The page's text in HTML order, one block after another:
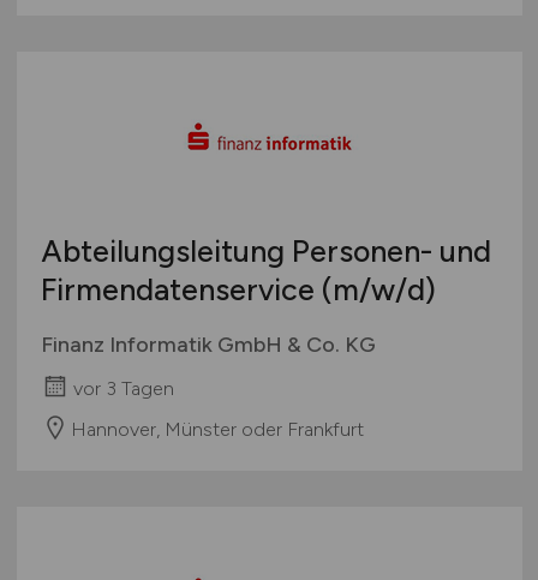
Abteilungsleitung Personen- und
Firmendatenservice (m/w/d)
Finanz Informatik GmbH & Co. KG
vor 3 Tagen
Hannover, Münster oder Frankfurt